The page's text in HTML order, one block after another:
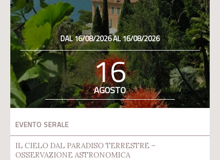
DAL 16/08/2026 AL 16/08/2026
16
AGOSTO
EVENTO SERALE
IL CIELO DAL PARADISO TERRESTRE –
OSSERVAZIONE ASTRONOMICA